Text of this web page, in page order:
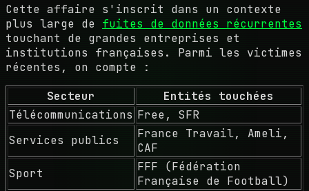
Cette affaire s'inscrit dans un contexte
plus large de fuites de données récurrentes
touchant de grandes entreprises et
institutions françaises. Parmi les victimes
récentes, on compte :
Secteur
Entités touchées
Télécommunications Free, SFR
Services publics
France Travail, Ameli,
CAF
Sport
FFF (Fédération
Française de Football)